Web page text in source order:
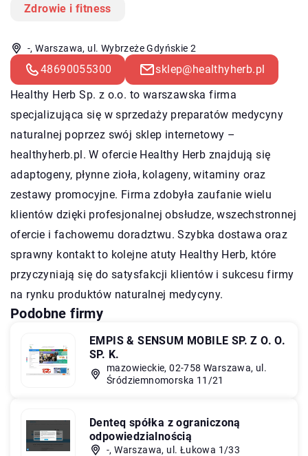
Zdrowie i fitness
-, Warszawa, ul. Wybrzeże Gdyńskie 2
48690055300
sklep@healthyherb.pl
Healthy Herb Sp. z o.o. to warszawska firma
specjalizująca się w sprzedaży preparatów medycyny
naturalnej poprzez swój sklep internetowy –
healthyherb.pl. W ofercie Healthy Herb znajdują się
adaptogeny, płynne zioła, kolageny, witaminy oraz
zestawy promocyjne. Firma zdobyła zaufanie wielu
klientów dzięki profesjonalnej obsłudze, wszechstronnej
ofercie i fachowemu doradztwu. Szybka dostawa oraz
sprawny kontakt to kolejne atuty Healthy Herb, które
przyczyniają się do satysfakcji klientów i sukcesu firmy
na rynku produktów naturalnej medycyny.
Podobne firmy
EMPIS & SENSUM MOBILE SP. Z O. O.
SP. K.
mazowieckie, 02-758 Warszawa, ul.
Śródziemnomorska 11/21
Denteq spółka z ograniczoną
odpowiedzialnością
-, Warszawa, ul. Łukowa 1/33